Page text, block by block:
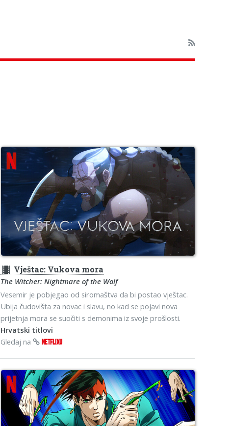
theaters Vještac: Vukova mora
The Witcher: Nightmare of the Wolf
Vesemir je pobjegao od siromaštva da bi postao vještac.
Ubija čudovišta za novac i slavu, no kad se pojavi nova
prijetnja mora se suočiti s demonima iz svoje prošlosti.
Hrvatski titlovi
Gledaj na
NETFLIXU